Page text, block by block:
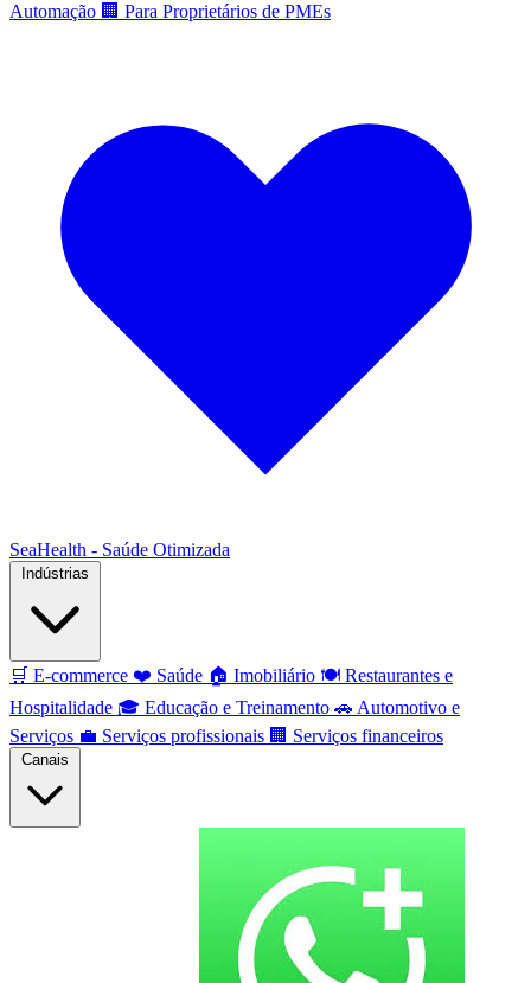
Automação 🏢 Para Proprietários de PMEs
SeaHealth - Saúde Otimizada
🛒 E-commerce ❤️ Saúde 🏠 Imobiliário 🍽️ Restaurantes e
Hospitalidade 🎓 Educação e Treinamento 🚗 Automotivo e
Serviços 💼 Serviços profissionais 🏢 Serviços financeiros